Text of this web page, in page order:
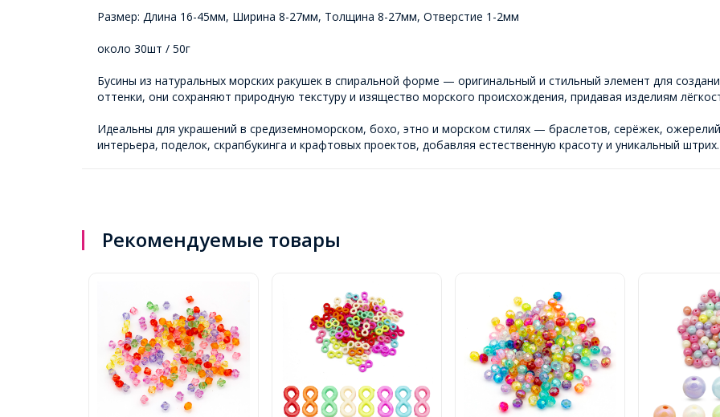
Размер: Длина 16-45мм, Ширина 8-27мм, Толщина 8-27мм, Отверстие 1-2мм
около 30шт / 50г
Бусины из натуральных морских ракушек в спиральной форме — оригинальный и стильный элемент для
оттенки, они сохраняют природную текстуру и изящество морского происхождения, придавая изделиям
Идеальны для украшений в средиземноморском, бохо, этно и морском стилях — браслетов, серёжек,
интерьера, поделок, скрапбукинга и крафтовых проектов, добавляя естественную красоту и уникальный штрих.
Рекомендуемые товары